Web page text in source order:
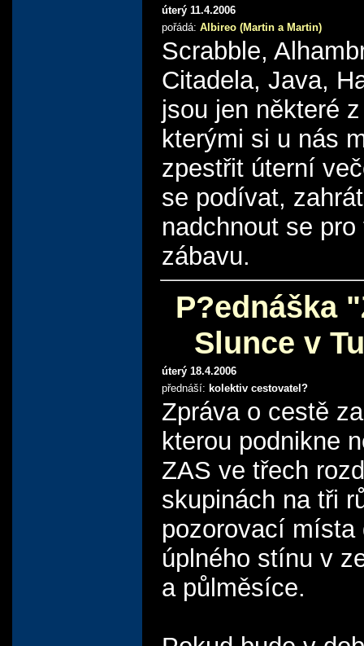
úterý 11.4.2006
pořádá: Albireo (Martin a Martin)
Scrabble,
Citadela, Java,
jsou jen některé
kterými si u nás
zpestřit úterní
se podívat,
nadchnout se pro
zábavu.
P?ednáška
Slunce v
úterý 18.4.2006
přednáší: kolektiv cestovatel?
Zpráva o cestě
kterou podnikne
ZAS ve třech
skupinách na tři
pozorovací místa
úplného stínu v
a půlměsíce.